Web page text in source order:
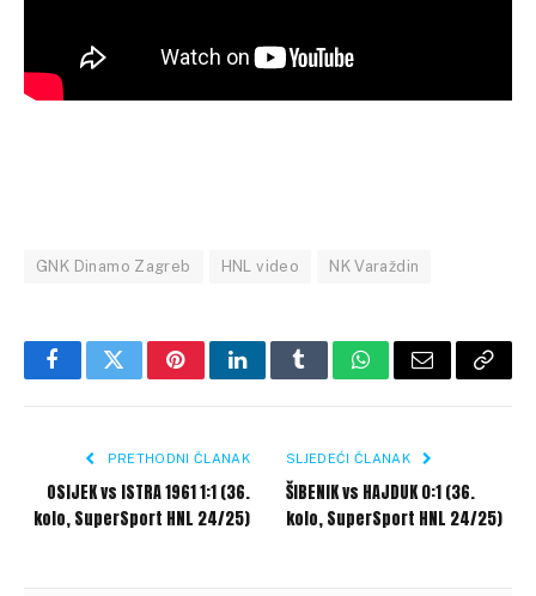
GNK Dinamo Zagreb HNL video NK Varaždin
FacebookTwitterPinterestLinkedInTumblrWhatsApp
Email Copy
PRETHODNI ČLANAK
OSIJEK vs ISTRA 1961 1:1 (36.
kolo, SuperSport HNL 24/25)
SLJEDEĆI ČLANAK
ŠIBENIK vs HAJDUK 0:1 (36.
kolo, SuperSport HNL 24/25)